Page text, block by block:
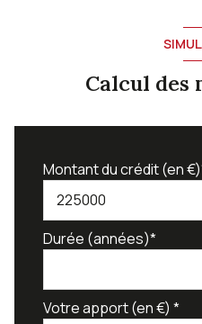
Calcul des
Montant du crédit (en
Durée (années)*
Votre apport (en €) *